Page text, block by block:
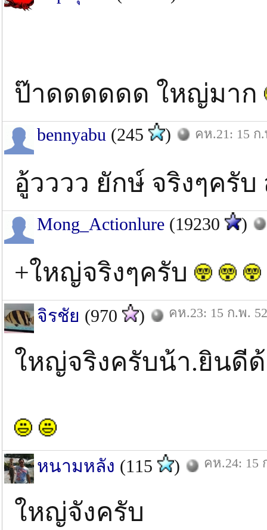
ป๊าดดดดดด ใหญ่มาก
bennyabu (245 ) คห.21: 15 ก
อู้วววว ยักษ์ จริงๆครั
Mong_Actionlure (19230 )
+ใหญ่จริงๆครับ
จิรชัย (970 ) คห.23: 15 ก.พ. 52
ใหญ่จริงครับน้า.ยินดี
หนามหลัง (115 ) คห.24: 15
ใหญ่จังครับ